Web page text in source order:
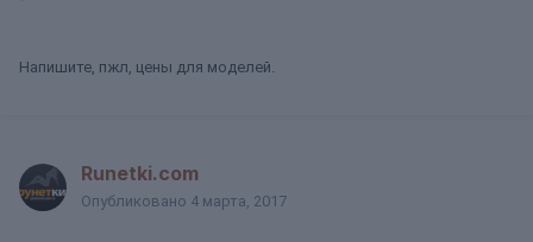
Напишите, пжл, цены для моделей.
Runetki.com
Опубликовано 4 марта, 2017